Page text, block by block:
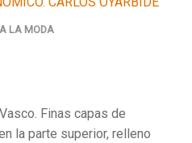
LA MODA
Finas capas de
la parte superior, relleno